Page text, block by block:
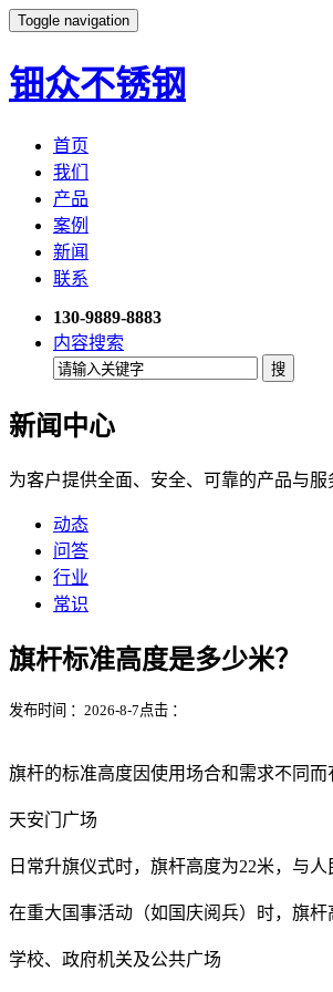
Toggle navigation
钿众不锈钢
首页
我们
产品
案例
新闻
联系
130-9889-8883
内容搜索
新闻中心
为客户提供全面、安全、可靠的产品与服
动态
问答
行业
常识
旗杆标准高度是多少米？
发布时间 ：2026-8-7 点击 ：
旗杆的标准高度因使用场合和需求不同
‌天安门广场‌
日常升旗仪式时，旗杆高度为22米，与人
在重大国事活动（如国庆阅兵）时，旗杆
‌学校、政府机关及公共广场‌